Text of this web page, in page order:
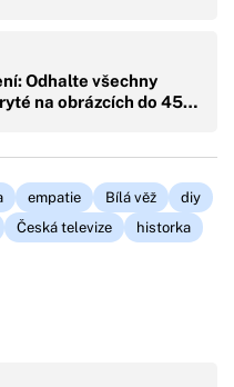
Odhalte všechny
na obrázcích do 45…
empatie Bílá věž
diy
Česká televize
historka